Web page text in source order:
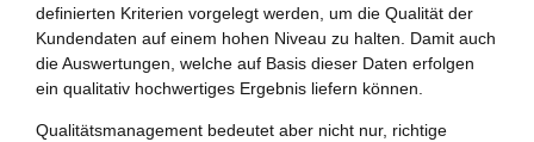
definierten Kriterien vorgelegt werden, um die Qualität der
Kundendaten auf einem hohen Niveau zu halten. Damit auch
die Auswertungen, welche auf Basis dieser Daten erfolgen
ein qualitativ hochwertiges Ergebnis liefern können.
Qualitätsmanagement bedeutet aber nicht nur, richtige